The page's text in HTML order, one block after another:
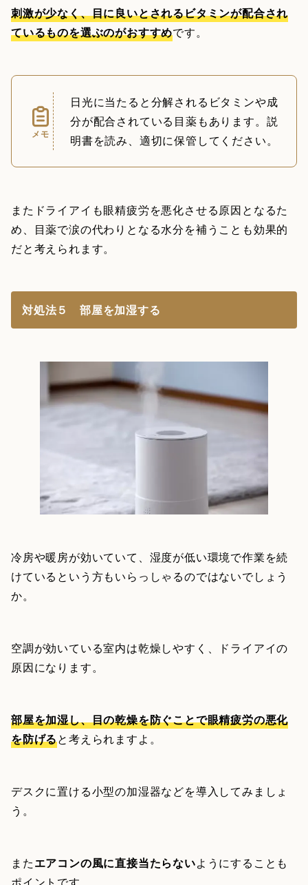
刺激が少なく、目に良いとされるビタミンが配合され
ているものを選ぶのがおすすめです。
メモ
日光に当たると分解されるビタミンや成
分が配合されている目薬もあります。説
明書を読み、適切に保管してください。
またドライアイも眼精疲労を悪化させる原因となるた
め、目薬で涙の代わりとなる水分を補うことも効果的
だと考えられます。
対処法５ 部屋を加湿する
冷房や暖房が効いていて、湿度が低い環境で作業を続
けているという方もいらっしゃるのではないでしょう
か。
空調が効いている室内は乾燥しやすく、ドライアイの
原因になります。
部屋を加湿し、目の乾燥を防ぐことで眼精疲労の悪化
を防げると考えられますよ。
デスクに置ける小型の加湿器などを導入してみましょ
う。
またエアコンの風に直接当たらないようにすることも